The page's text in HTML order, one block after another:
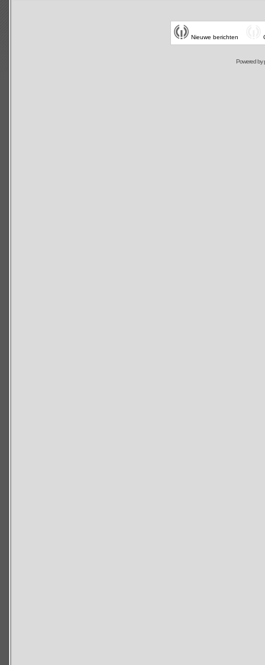
Nieuwe berichten
Powered by